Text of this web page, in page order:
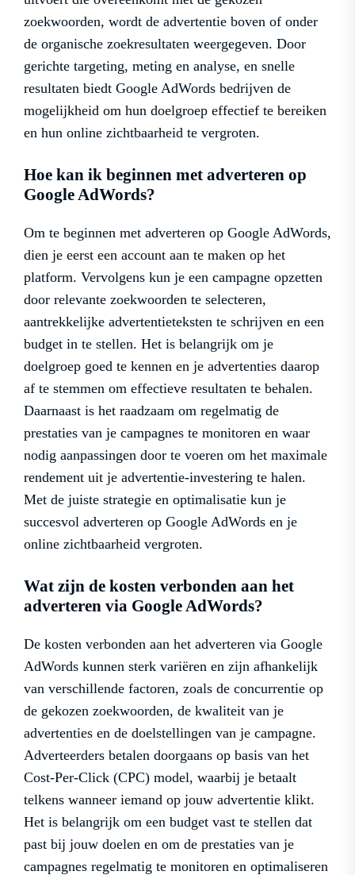
zoekwoorden, wordt de advertentie boven of onder
de organische zoekresultaten weergegeven. Door
gerichte targeting, meting en analyse, en snelle
resultaten biedt Google AdWords bedrijven de
mogelijkheid om hun doelgroep effectief te bereiken
en hun online zichtbaarheid te vergroten.
Hoe kan ik beginnen met adverteren op
Google AdWords?
Om te beginnen met adverteren op Google AdWords,
dien je eerst een account aan te maken op het
platform. Vervolgens kun je een campagne opzetten
door relevante zoekwoorden te selecteren,
aantrekkelijke advertentieteksten te schrijven en een
budget in te stellen. Het is belangrijk om je
doelgroep goed te kennen en je advertenties daarop
af te stemmen om effectieve resultaten te behalen.
Daarnaast is het raadzaam om regelmatig de
prestaties van je campagnes te monitoren en waar
nodig aanpassingen door te voeren om het maximale
rendement uit je advertentie-investering te halen.
Met de juiste strategie en optimalisatie kun je
succesvol adverteren op Google AdWords en je
online zichtbaarheid vergroten.
Wat zijn de kosten verbonden aan het
adverteren via Google AdWords?
De kosten verbonden aan het adverteren via Google
AdWords kunnen sterk variëren en zijn afhankelijk
van verschillende factoren, zoals de concurrentie op
de gekozen zoekwoorden, de kwaliteit van je
advertenties en de doelstellingen van je campagne.
Adverteerders betalen doorgaans op basis van het
Cost-Per-Click (CPC) model, waarbij je betaalt
telkens wanneer iemand op jouw advertentie klikt.
Het is belangrijk om een budget vast te stellen dat
past bij jouw doelen en om de prestaties van je
campagnes regelmatig te monitoren en optimaliseren